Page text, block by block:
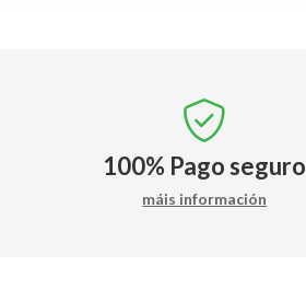
100% Pago seguro
máis información